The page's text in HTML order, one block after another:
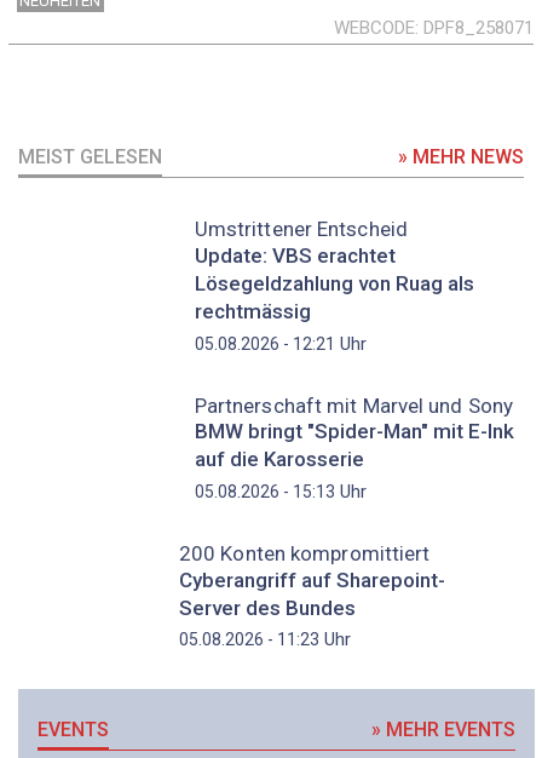
WEBCODE DPF8_258071
MEIST GELESEN » MEHR NEWS
Umstrittener Entscheid
Update: VBS erachtet
Lösegeldzahlung von Ruag als
rechtmässig
05.08.2026 - 12:21 Uhr
Partnerschaft mit Marvel und Sony
BMW bringt "Spider-Man" mit E-Ink
auf die Karosserie
05.08.2026 - 15:13 Uhr
200 Konten kompromittiert
Cyberangriff auf Sharepoint-
Server des Bundes
05.08.2026 - 11:23 Uhr
EVENTS » MEHR EVENTS